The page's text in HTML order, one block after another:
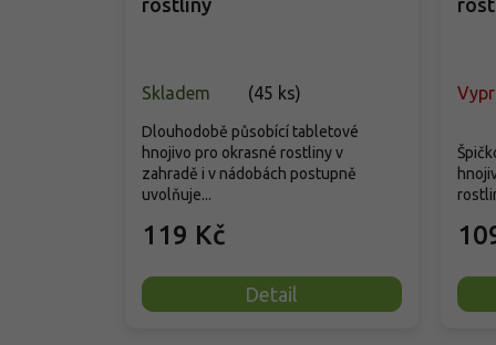
Skladem (45 ks)
119 Kč
Detail
Dlouhodobě působící tabletové
hnojivo pro okrasné rostliny v
zahradě i v nádobách postupně
uvolňuje...